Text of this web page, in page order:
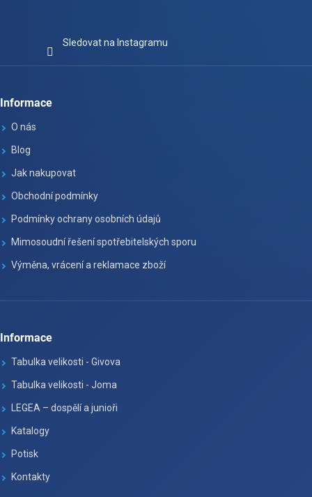
Sledovat na Instagramu
Informace
O nás
Blog
Jak nakupovat
Obchodní podmínky
Podmínky ochrany osobních údajů
Mimosoudní řešení spotřebitelských sporu
Výměna, vrácení a reklamace zboží
Informace
Tabulka velikosti - Givova
Tabulka velikosti - Joma
LEGEA – dospělí a junioři
Katalogy
Potisk
Kontakty